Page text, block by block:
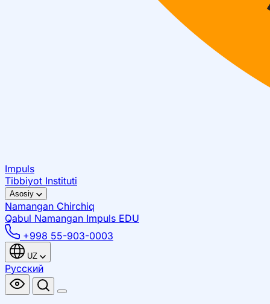
Impuls
Tibbiyot Instituti
Asosiy
Namangan Chirchiq
Qabul Namangan Impuls EDU
+998 55-903-0003
UZ
Русский